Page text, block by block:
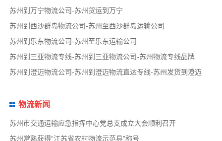
苏州到万宁物流公司-苏州货运到万宁
苏州到西沙群岛物流公司-苏州至西沙群岛运输公司
苏州到乐东物流公司-苏州至乐东运输公司
苏州到三亚物流专线-苏州到三亚物流公司-苏州物流专线品牌
苏州到澄迈物流公司-苏州到澄迈物流直达专线-苏州发货到澄迈
物流新闻
苏州市交通运输应急指挥中心党总支成立大会顺利召开
苏州常熟获得“江苏省农村物流示范县”称号